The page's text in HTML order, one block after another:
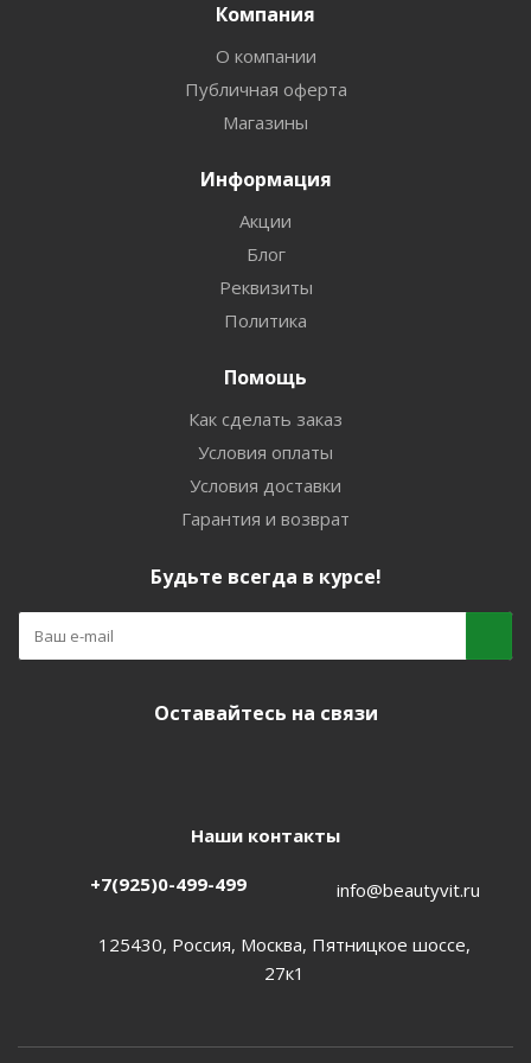
Компания
О компании
Публичная оферта
Магазины
Информация
Акции
Блог
Реквизиты
Политика
Помощь
Как сделать заказ
Условия оплаты
Условия доставки
Гарантия и возврат
Будьте всегда в курсе!
Оставайтесь на связи
Наши контакты
+7(925)0-499-499 info@beautyvit.ru
125430, Россия, Москва, Пятницкое шоссе,
27к1